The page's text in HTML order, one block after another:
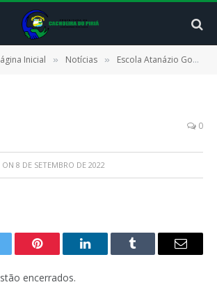
Inicial » Notícias » Escola Atanázio Gonçalves é reformada e reinaugurada pelo Prefeitura de Cachoeira do Piriá
0
ON 8 DE SETEMBRO DE 2022
Pinterest LinkedInTumblr
E-
encerrados.